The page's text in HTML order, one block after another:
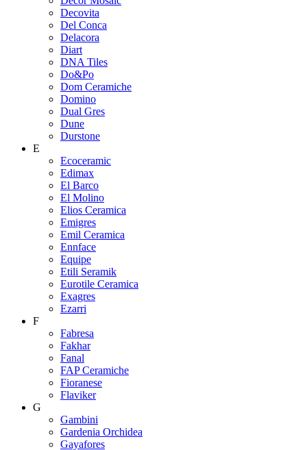
Decovita
Del Conca
Delacora
Diart
DNA Tiles
Do&Po
Dom Ceramiche
Domino
Dual Gres
Dune
Durstone
E
Ecoceramic
Edimax
El Barco
El Molino
Elios Ceramica
Emigres
Emil Ceramica
Ennface
Equipe
Etili Seramik
Eurotile Ceramica
Exagres
Ezarri
F
Fabresa
Fakhar
Fanal
FAP Ceramiche
Fioranese
Flaviker
G
Gambini
Gardenia Orchidea
Gayafores